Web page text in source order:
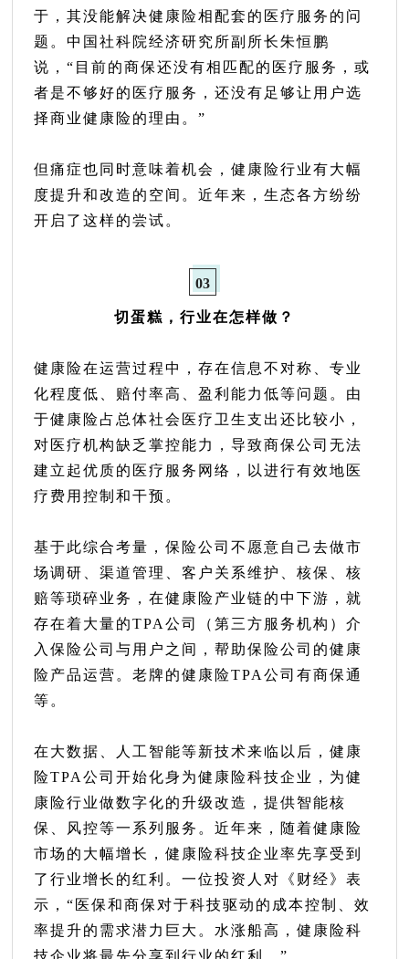
于，其没能解决健康险相配套的医疗服务的问
题。中国社科院经济研究所副所长朱恒鹏
说，“目前的商保还没有相匹配的医疗服务，或
者是不够好的医疗服务，还没有足够让用户选
择商业健康险的理由。”
但痛症也同时意味着机会，健康险行业有大幅
度提升和改造的空间。近年来，生态各方纷纷
开启了这样的尝试。
03
切蛋糕，行业在怎样做？
健康险在运营过程中，存在信息不对称、专业
化程度低、赔付率高、盈利能力低等问题。由
于健康险占总体社会医疗卫生支出还比较小，
对医疗机构缺乏掌控能力，导致商保公司无法
建立起优质的医疗服务网络，以进行有效地医
疗费用控制和干预。
基于此综合考量，保险公司不愿意自己去做市
场调研、渠道管理、客户关系维护、核保、核
赔等琐碎业务，在健康险产业链的中下游，就
存在着大量的TPA公司（第三方服务机构）介
入保险公司与用户之间，帮助保险公司的健康
险产品运营。老牌的健康险TPA公司有商保通
等。
在大数据、人工智能等新技术来临以后，健康
险TPA公司开始化身为健康险科技企业，为健
康险行业做数字化的升级改造，提供智能核
保、风控等一系列服务。近年来，随着健康险
市场的大幅增长，健康险科技企业率先享受到
了行业增长的红利。一位投资人对《财经》表
示，“医保和商保对于科技驱动的成本控制、效
率提升的需求潜力巨大。水涨船高，健康险科
技企业将最先分享到行业的红利。”